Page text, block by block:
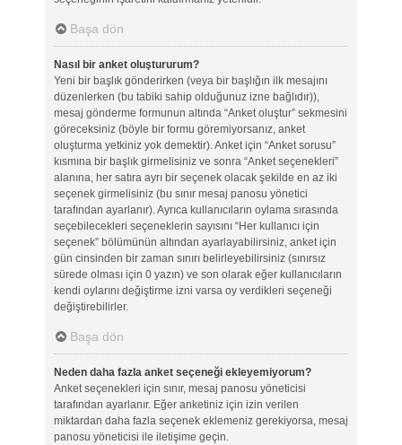
Başa dön
Nasıl bir anket oluştururum?
Yeni bir başlık gönderirken (veya bir başlığın ilk mesajını
düzenlerken (bu tabiki sahip olduğunuz izne bağlıdır)),
mesaj gönderme formunun altında “Anket oluştur” sekmesini
göreceksiniz (böyle bir formu göremiyorsanız, anket
oluşturma yetkiniz yok demektir). Anket için “Anket sorusu”
kısmına bir başlık girmelisiniz ve sonra “Anket seçenekleri”
alanına, her satıra ayrı bir seçenek olacak şekilde en az iki
seçenek girmelisiniz (bu sınır mesaj panosu yönetici
tarafından ayarlanır). Ayrıca kullanıcıların oylama sırasında
seçebilecekleri seçeneklerin sayısını “Her kullanıcı için
seçenek” bölümünün altından ayarlayabilirsiniz, anket için
gün cinsinden bir zaman sınırı belirleyebilirsiniz (sınırsız
sürede olması için 0 yazın) ve son olarak eğer kullanıcıların
kendi oylarını değiştirme izni varsa oy verdikleri seçeneği
değiştirebilirler.
Başa dön
Neden daha fazla anket seçeneği ekleyemiyorum?
Anket seçenekleri için sınır, mesaj panosu yöneticisi
tarafından ayarlanır. Eğer anketiniz için izin verilen
miktardan daha fazla seçenek eklemeniz gerekiyorsa, mesaj
panosu yöneticisi ile iletişime geçin.